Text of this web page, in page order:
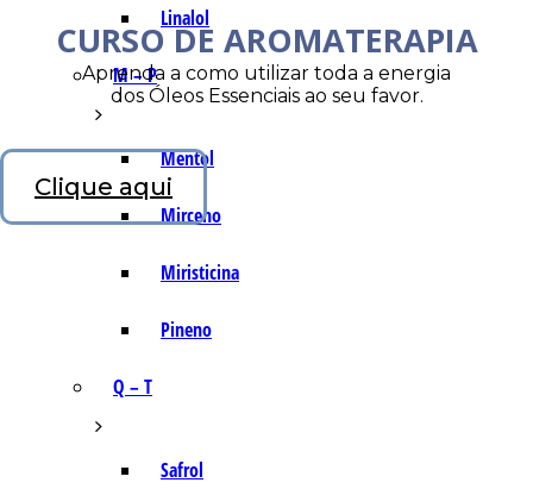
Linalol
M – P
Mentol
Mirceno
Miristicina
Pineno
Q – T
Safrol
CURSO DE AROMATERAPIA
Aprenda a como utilizar toda a energia
dos Óleos Essenciais ao seu favor.
Clique aqui